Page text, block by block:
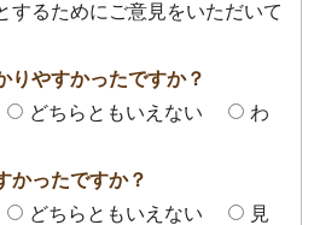
するためにご意見をいただいて
りやすかったですか？
どちらともいえない
わ
かったですか？
どちらともいえない
見